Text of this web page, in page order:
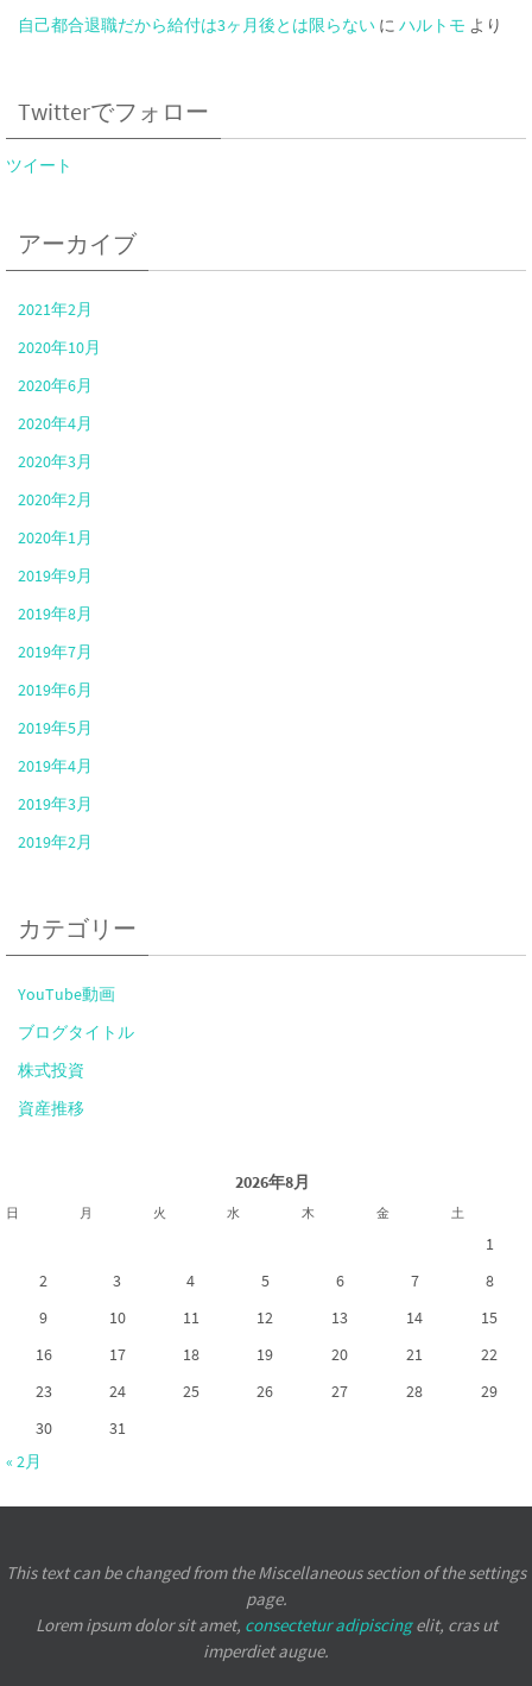
自己都合退職だから給付は3ヶ月後とは限らない に ハルトモ より
Twitterでフォロー
ツイート
アーカイブ
2021年2月
2020年10月
2020年6月
2020年4月
2020年3月
2020年2月
2020年1月
2019年9月
2019年8月
2019年7月
2019年6月
2019年5月
2019年4月
2019年3月
2019年2月
カテゴリー
YouTube動画
ブログタイトル
株式投資
資産推移
2026年8月
日 月 火 水 木 金 土
1
2
3 4 5 6 7
8
9
10 11 12 13 14
15
16
17 18 19 20 21
22
23
24 25 26 27 28
29
30
31
« 2月
This text can be changed from the Miscellaneous section of the settings
page.
Lorem ipsumdolor sit amet, consectetur adipiscingelit, cras ut
imperdiet augue.